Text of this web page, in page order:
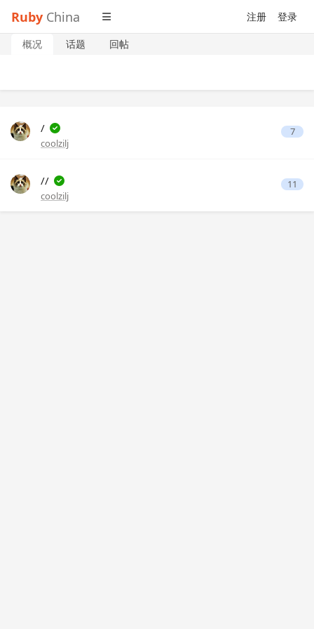
Ruby China 注册 登录
概况 话题 回帖
/
coolzilj
7
//
coolzilj
11